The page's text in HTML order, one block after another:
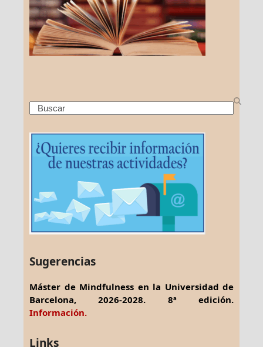
Search
Sugerencias
Máster de Mindfulness en la Universidad de
Barcelona, 2026-2028. 8ª edición.
Información.
Links